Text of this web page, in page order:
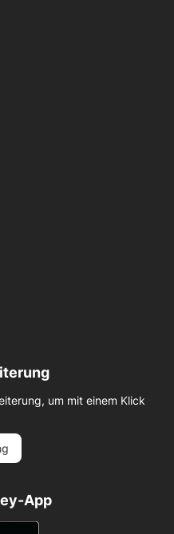
um mit einem Klick
App